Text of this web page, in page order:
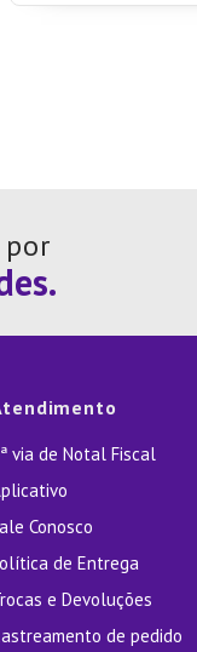
via de Notal Fiscal
Conosco
de Entrega
e Devoluções
de pedido